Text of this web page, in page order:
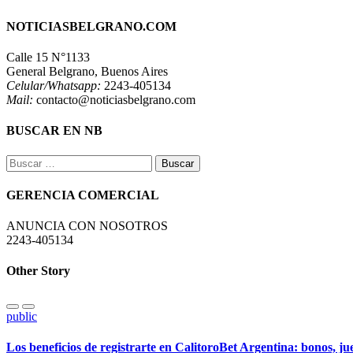
NOTICIASBELGRANO.COM
Calle 15 N°1133
General Belgrano, Buenos Aires
Celular/Whatsapp: 2243-405134
Mail: contacto@noticiasbelgrano.com
BUSCAR EN NB
Buscar:
GERENCIA COMERCIAL
ANUNCIA CON NOSOTROS
2243-405134
Other Story
public
Los beneficios de registrarte en CalitoroBet Argentina: bonos,